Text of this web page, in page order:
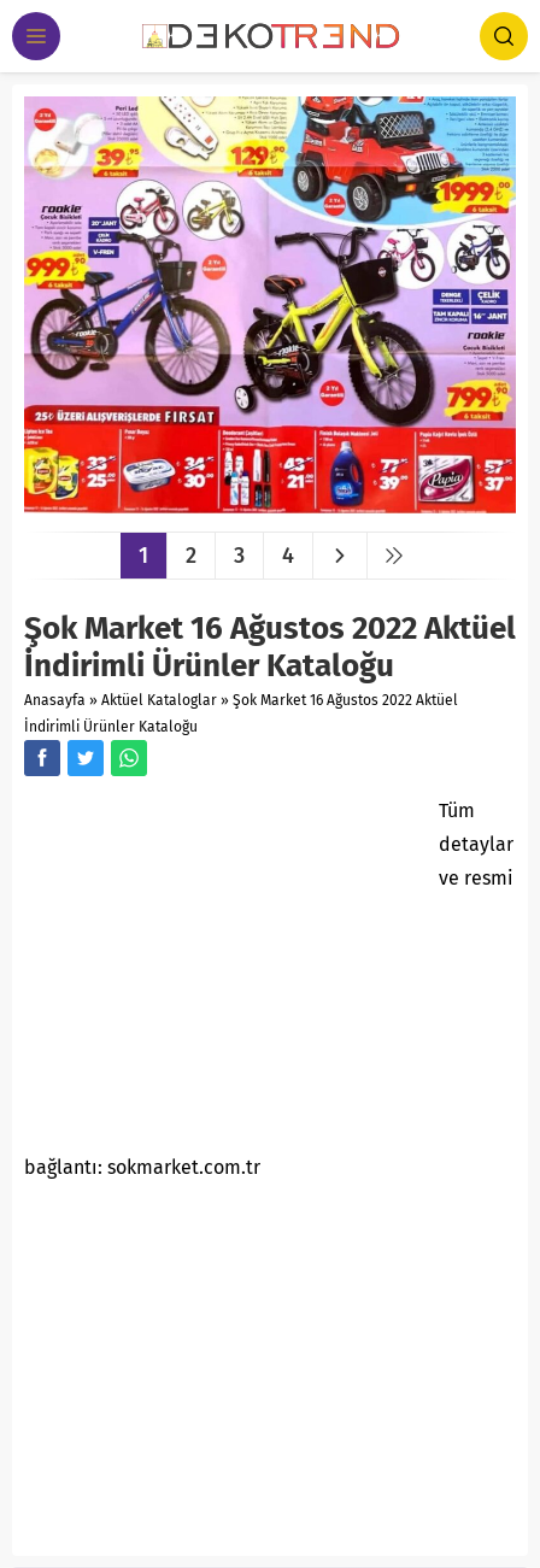
1 2 3 4
Şok Market 16 Ağustos 2022 Aktüel
İndirimli Ürünler Kataloğu
Anasayfa » Aktüel Kataloglar » Şok Market 16 Ağustos 2022 Aktüel
İndirimli Ürünler Kataloğu
Tüm
detaylar
ve resmi
bağlantı: sokmarket.com.tr